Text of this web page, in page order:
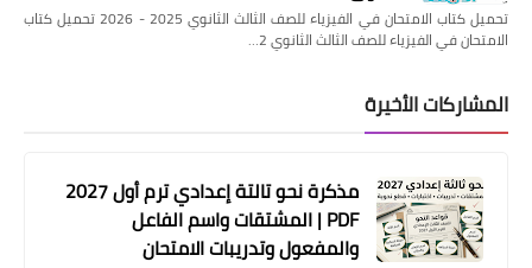
تحميل كتاب الامتحان في الفيزياء للصف الثالث الثانوي 2025 - 2026 تحميل كتاب
الامتحان في الفيزياء للصف الثالث الثانوي 2…
المشاركات الأخيرة
مذكرة نحو تالتة إعدادي ترم أول 2027
PDF | المشتقات واسم الفاعل
والمفعول وتدريبات الامتحان